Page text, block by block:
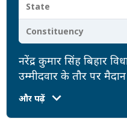
State
Constituency
नरेंद्र कुमार सिंह बिहार
उम्मीदवार के तौर पर
और उनकी शैक्षिक
केसों की संख्या (7) है.
और पढ़ें